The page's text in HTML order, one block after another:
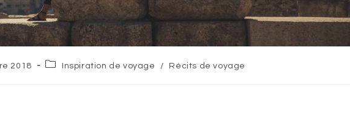
2018
Post Inspiration de voyage / Récits de voyage